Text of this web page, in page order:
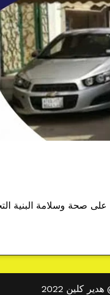
صحة وسلامة البنية
كلين 2022